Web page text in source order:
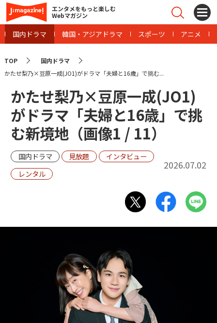
エンタメをもっと楽しむ
Webマガジン
国内ドラマ 韓国・アジアドラマ スポーツ アニメ
TOP
国内ドラマ
かたせ梨乃×豆原一成(JO1)がドラマ「夫婦と16歳」で挑む...
かたせ梨乃×豆原一成(JO1)
がドラマ「夫婦と16歳」で挑
む新境地（画像1 / 11）
国内ドラマ 見放題
インタビュー
レンタル
2026.07.02